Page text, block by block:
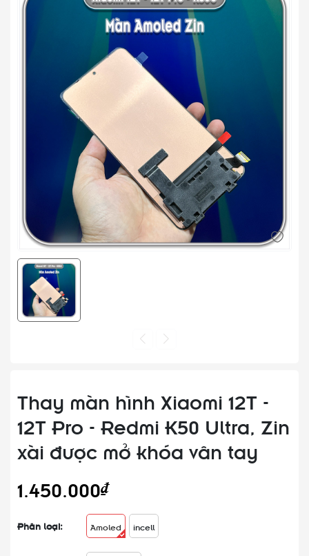
Thay màn hình Xiaomi 12T -
12T Pro - Redmi K50 Ultra, Zin
xài được mở khóa vân tay
1.450.000₫
Phân loại: Amoled incell